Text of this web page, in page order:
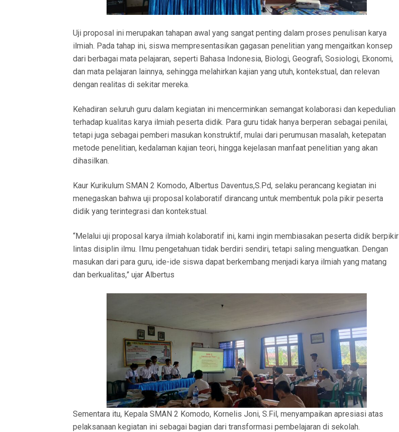
Uji proposal ini merupakan tahapan awal yang sangat penting dalam proses penulisan karya
ilmiah. Pada tahap ini, siswa mempresentasikan gagasan penelitian yang mengaitkan konsep
dari berbagai mata pelajaran, seperti Bahasa Indonesia, Biologi, Geografi, Sosiologi, Ekonomi,
dan mata pelajaran lainnya, sehingga melahirkan kajian yang utuh, kontekstual, dan relevan
dengan realitas di sekitar mereka.
Kehadiran seluruh guru dalam kegiatan ini mencerminkan semangat kolaborasi dan kepedulian
terhadap kualitas karya ilmiah peserta didik. Para guru tidak hanya berperan sebagai penilai,
tetapi juga sebagai pemberi masukan konstruktif, mulai dari perumusan masalah, ketepatan
metode penelitian, kedalaman kajian teori, hingga kejelasan manfaat penelitian yang akan
dihasilkan.
Kaur Kurikulum SMAN 2 Komodo, Albertus Daventus,S.Pd, selaku perancang kegiatan ini
menegaskan bahwa uji proposal kolaboratif dirancang untuk membentuk pola pikir peserta
didik yang terintegrasi dan kontekstual.
“Melalui uji proposal karya ilmiah kolaboratif ini, kami ingin membiasakan peserta didik berpikir
lintas disiplin ilmu. Ilmu pengetahuan tidak berdiri sendiri, tetapi saling menguatkan. Dengan
masukan dari para guru, ide-ide siswa dapat berkembang menjadi karya ilmiah yang matang
dan berkualitas,” ujar Albertus
Sementara itu, Kepala SMAN 2 Komodo, Kornelis Joni, S.Fil, menyampaikan apresiasi atas
pelaksanaan kegiatan ini sebagai bagian dari transformasi pembelajaran di sekolah.